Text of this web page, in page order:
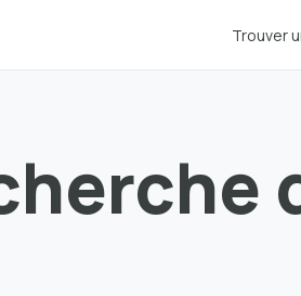
Trouver